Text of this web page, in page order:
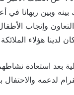
وبين ريهانا في
وإنجاب
هؤلاء
بعد استعادة
لدعمه والاحتفال